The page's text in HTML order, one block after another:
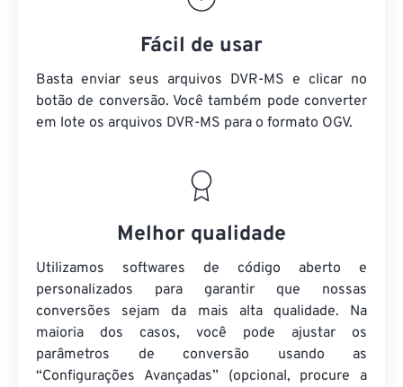
Fácil de usar
Basta enviar seus arquivos DVR-MS e clicar no
botão de conversão. Você também pode converter
em lote os arquivos DVR-MS para o formato OGV.
Melhor qualidade
Utilizamos softwares de código aberto e
personalizados para garantir que nossas
conversões sejam da mais alta qualidade. Na
maioria dos casos, você pode ajustar os
parâmetros de conversão usando as
“Configurações Avançadas” (opcional, procure a